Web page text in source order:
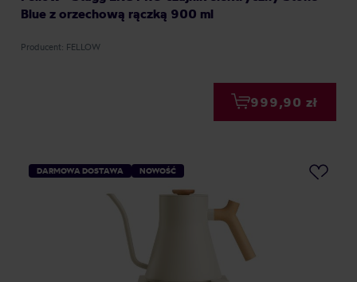
Blue z orzechową rączką 900 ml
Producent: FELLOW
999,90 zł
DARMOWA DOSTAWA NOWOŚĆ